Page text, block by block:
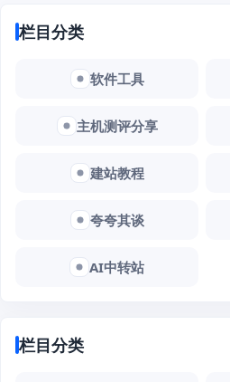
栏目分类
软件工具
主机测评分享
建站教程
夸夸其谈
AI中转站
栏目分类